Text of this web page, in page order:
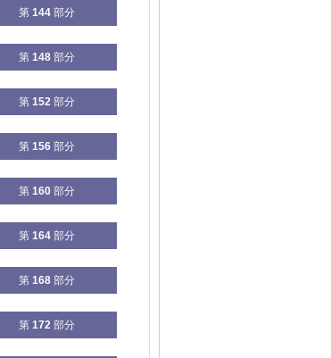
第 144部分
第 148部分
第 152部分
第 156部分
第 160部分
第 164部分
第 168部分
第 172部分